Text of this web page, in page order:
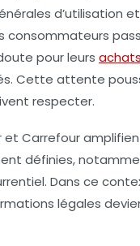
d’utilisation
consommateurs
pour leurs achats
Cette attente
respecter.
et Carrefour
définies,
Dans ce
légales